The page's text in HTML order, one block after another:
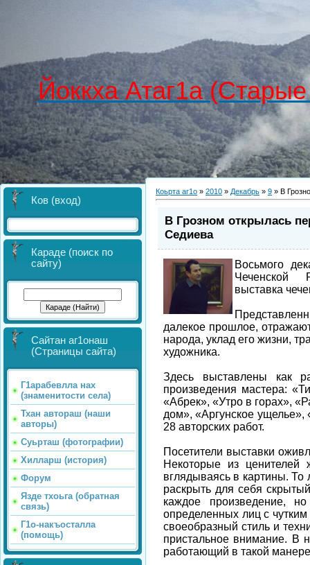
Йоккха Атаг1а
Ков (вход)
Караде (поиск по
сайту)
Сайтан аг1онаш
(Страницы сайта)
Г1арабевлла нах
(знаменитости села)
Тхан автораш (наши
авторы)
Суьрташ (фотографии)
Хилларш (история)
Форум
Язде тхоьга (обратная
связь)
Г1о-накъосталла
(помощь)
Коьрта аг1о » 2010 » Декабрь » 9 » В
В Грозном открылась
Седиева
Восьмого
Чеченской
выставка
далекое прошлое,
народа, уклад его жизни,
художника.
Здесь выставлены как
произведения мастера:
«Абрек», «Утро в горах»,
дом», «Аргунское ущелье»,
28 авторских работ.
Посетители выставки
Некоторые из ценителей
вглядываясь в картины. То
раскрыть для себя
каждое произведение,
определенных лиц с
своеобразный стиль и
пристальное внимание. В
работающий в такой